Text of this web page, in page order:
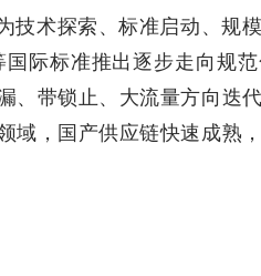
技术探索、标准启动、规
际标准推出逐步走向规
、带锁止、大流量方向迭
域，国产供应链快速成熟